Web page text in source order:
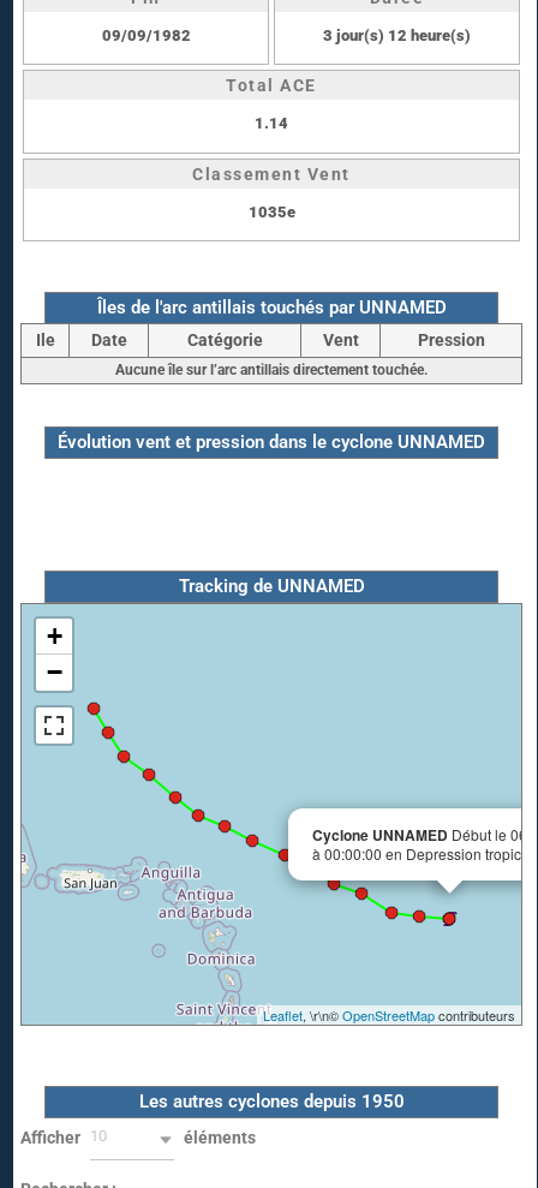
09/09/1982 3 jour(s) 12 heure(s)
Total ACE
1.14
Classement Vent
1035e
Îles de l'arc antillais touchés par UNNAMED
Ile Date Catégorie Vent Pression
Aucune île sur l’arc antillais directement touchée.
Évolution vent et pression dans le cyclone UNNAMED
Tracking de UNNAMED
Cyclone UNNAMED Début le 06/
à 00:00:00 en Depression
+
−
Leaflet, \r\n©OpenStreetMapcontributeurs
Les autres cyclones depuis 1950
Afficher 10 éléments